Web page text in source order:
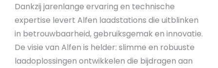
Dankzij jarenlange ervaring en technische
expertise levert Alfen laadstations die uitblinken
in betrouwbaarheid, gebruiksgemak en innovatie.
De visie van Alfen is helder: slimme en robuuste
laadoplossingen ontwikkelen die bijdragen aan